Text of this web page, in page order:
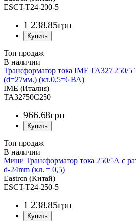
ESCT-T24-200-5
1 238.85грн
Топ продаж
Трансформатор тока IME TA327 250/5
(d=27мм.) (кл.0,5=6 ВА)
IME (Италия)
TA32750C250
966.68грн
Топ продаж
Мини Трансформатор тока 250/5А с
d-24mm (кл. = 0,5)
Eastron (Китай)
ESCT-T24-250-5
1 238.85грн